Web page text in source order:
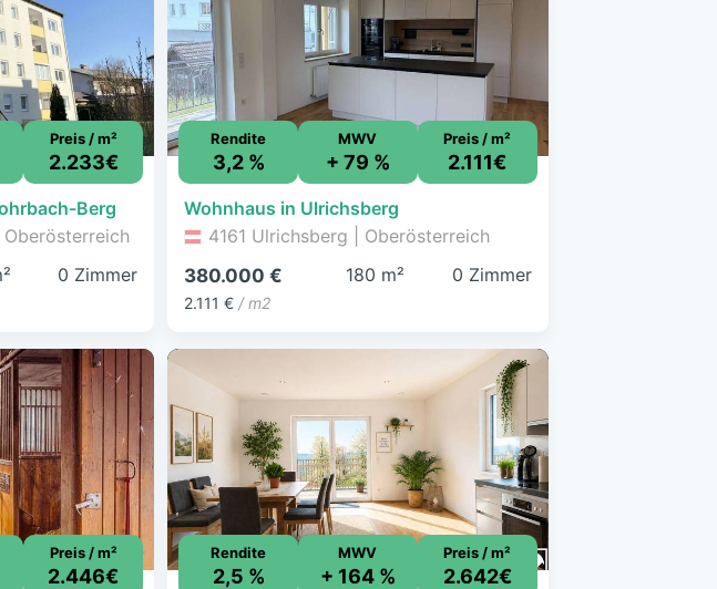
Preis / m²
2.233€
Berg
0 Zimmer
Rendite
3,2 %
MWV
+ 79 %
Preis / m²
2.111€
Wohnhaus in Ulrichsberg
4161 Ulrichsberg | Oberösterreich
380.000 €
2.111 € / m2
180 m² 0 Zimmer
Preis / m²
2.446€
Rendite
2,5 %
MWV
+ 164 %
Preis / m²
2.642€